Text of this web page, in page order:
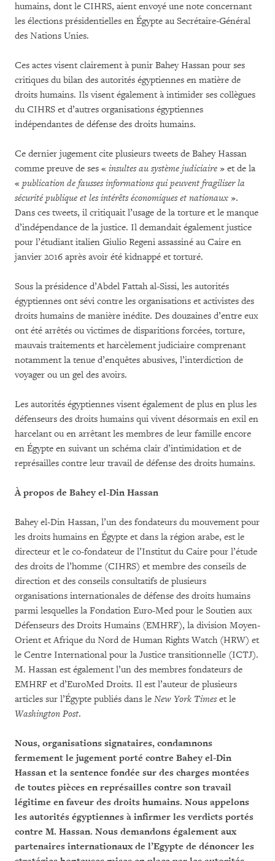
humains, dont le CIHRS, aient envoyé une note concernant
les élections présidentielles en Égypte au Secrétaire-Général
des Nations Unies.
Ces actes visent clairement à punir Bahey Hassan pour ses
critiques du bilan des autorités égyptiennes en matière de
droits humains. Ils visent également à intimider ses collègues
du CIHRS et d’autres organisations égyptiennes
indépendantes de défense des droits humains.
Ce dernier jugement cite plusieurs tweets de Bahey Hassan
comme preuve de ses « insultes au système judiciaire » et de la
« publication de fausses informations qui peuvent fragiliser la
sécurité publique et les intérêts économiques et nationaux ».
Dans ces tweets, il critiquait l’usage de la torture et le manque
d’indépendance de la justice. Il demandait également justice
pour l’étudiant italien Giulio Regeni assassiné au Caire en
janvier 2016 après avoir été kidnappé et torturé.
Sous la présidence d’Abdel Fattah al-Sissi, les autorités
égyptiennes ont sévi contre les organisations et activistes des
droits humains de manière inédite. Des douzaines d’entre eux
ont été arrêtés ou victimes de disparitions forcées, torture,
mauvais traitements et harcèlement judiciaire comprenant
notamment la tenue d’enquêtes abusives, l’interdiction de
voyager ou un gel des avoirs.
Les autorités égyptiennes visent également de plus en plus les
défenseurs des droits humains qui vivent désormais en exil en
harcelant ou en arrêtant les membres de leur famille encore
en Égypte en suivant un schéma clair d’intimidation et de
représailles contre leur travail de défense des droits humains.
Àpropos de Bahey el-Din Hassan
Bahey el-Din Hassan, l’un des fondateurs du mouvement pour
les droits humains en Égypte et dans la région arabe, est le
directeur et le co-fondateur de l’Institut du Caire pour l’étude
des droits de l’homme (CIHRS) et membre des conseils de
direction et des conseils consultatifs de plusieurs
organisations internationales de défense des droits humains
parmi lesquelles la Fondation Euro-Med pour le Soutien aux
Défenseurs des Droits Humains (EMHRF), la division Moyen-
Orient et Afrique du Nord de Human Rights Watch (HRW) et
le Centre International pour la Justice transitionnelle (ICTJ).
M. Hassan est également l’un des membres fondateurs de
EMHRF et d’EuroMed Droits. Il est l’auteur de plusieurs
articles sur l’Égypte publiés dans le New York Timeset le
Washington Post.
Nous, organisations signataires, condamnons
fermement le jugement porté contre Bahey el-Din
Hassan et la sentence fondée sur des charges montées
de toutes pièces en représailles contre son travail
légitime en faveur des droits humains. Nous appelons
les autorités égyptiennes à infirmer les verdicts portés
contre M. Hassan. Nous demandons également aux
partenaires internationaux de l’Egypte de dénoncer les